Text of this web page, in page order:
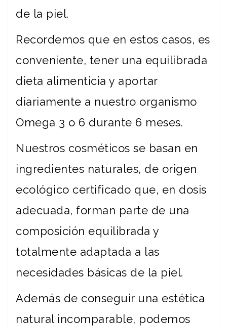
de la piel.
Recordemos que en estos casos, es
conveniente, tener una equilibrada
dieta alimenticia y aportar
diariamente a nuestro organismo
Omega 3 o 6 durante 6 meses.
Nuestros cosméticos se basan en
ingredientes naturales, de origen
ecológico certificado que, en dosis
adecuada, forman parte de una
composición equilibrada y
totalmente adaptada a las
necesidades básicas de la piel.
Además de conseguir una estética
natural incomparable, podemos